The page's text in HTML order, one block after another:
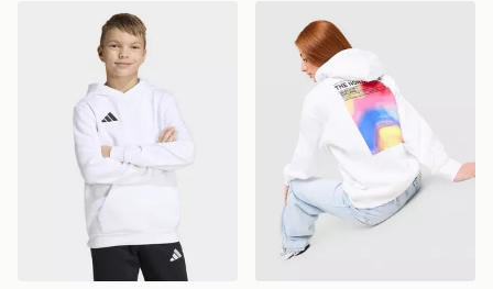
adidas Felpa Con Cappuccio Entrada26